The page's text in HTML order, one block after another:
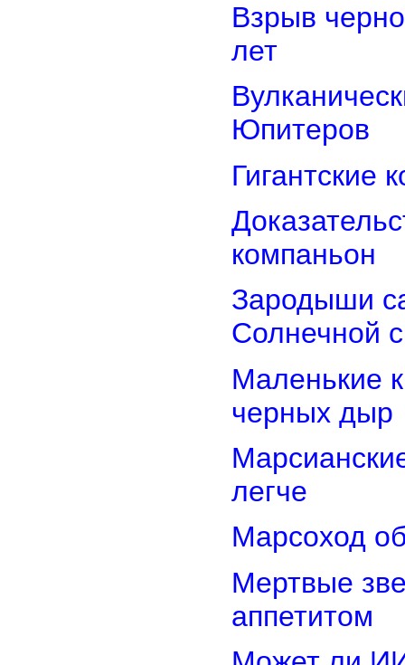
Взрыв
лет
Юпитеров
Гигантские
компаньон
Зародыши
Солнечной
Маленькие
черных дыр
легче
Марсоход
Мертвые
аппетитом